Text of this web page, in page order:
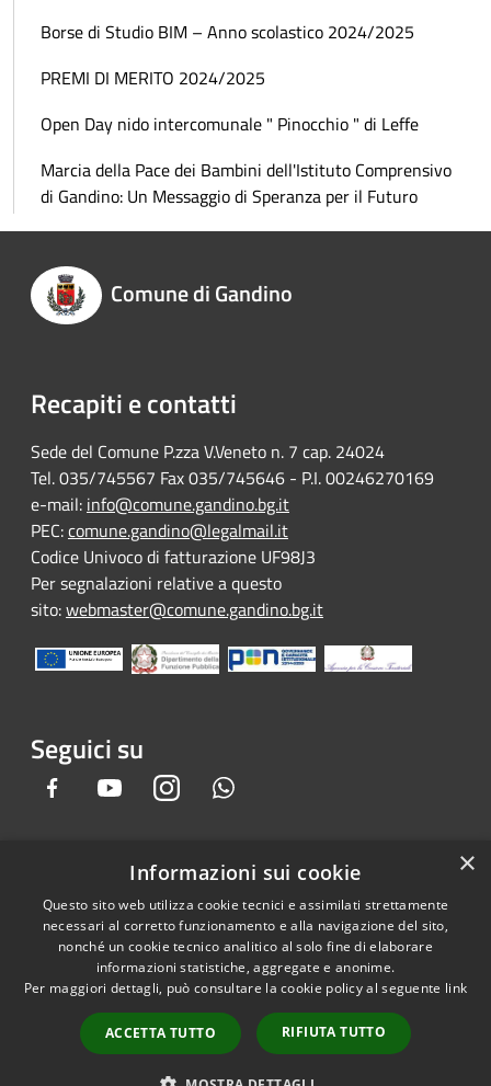
Borse di Studio BIM – Anno scolastico 2024/2025
PREMI DI MERITO 2024/2025
Open Day nido intercomunale " Pinocchio " di Leffe
Marcia della Pace dei Bambini dell'Istituto Comprensivo
di Gandino: Un Messaggio di Speranza per il Futuro
Comune di Gandino
Recapiti e contatti
Sede del Comune P.zza V.Veneto n. 7 cap. 24024
Tel. 035/745567 Fax 035/745646 - P.I. 00246270169
e-mail: info@comune.gandino.bg.it
PEC:comune.gandino@legalmail.it
Codice Univoco di fatturazione UF98J3
Per segnalazioni relative a questo
sito:webmaster@comune.gandino.bg.it
Seguici su
Facebook YoutubeInstagram
Accessibilità
Privacy
Mappa del sito
Dichiarazione e Feedback
Gandino • Powered by
Municipium•Accesso
redazione
×
Informazioni sui cookie
Questo sito web utilizza cookie tecnici e assimilati strettamente
necessari al corretto funzionamento e alla navigazione del sito,
nonché un cookie tecnico analitico al solo fine di elaborare
informazioni statistiche, aggregate e anonime.
Per maggiori dettagli, può consultare la cookie policy al seguente link
ACCETTA TUTTO RIFIUTA TUTTO